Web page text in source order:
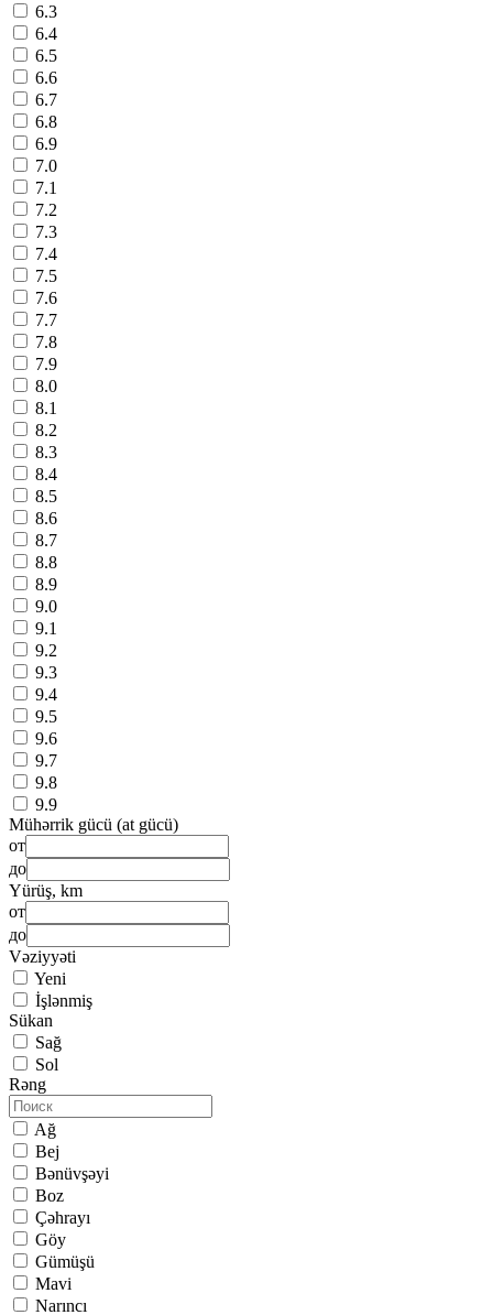
6.3
6.4
6.5
6.6
6.7
6.8
6.9
7.0
7.1
7.2
7.3
7.4
7.5
7.6
7.7
7.8
7.9
8.0
8.1
8.2
8.3
8.4
8.5
8.6
8.7
8.8
8.9
9.0
9.1
9.2
9.3
9.4
9.5
9.6
9.7
9.8
9.9
Mühərrik gücü (at gücü)
от
до
Yürüş, km
от
до
Vəziyyəti
Yeni
İşlənmiş
Sükan
Sağ
Sol
Rəng
Ağ
Bej
Bənüvşəyi
Boz
Çəhrayı
Göy
Gümüşü
Mavi
Narıncı